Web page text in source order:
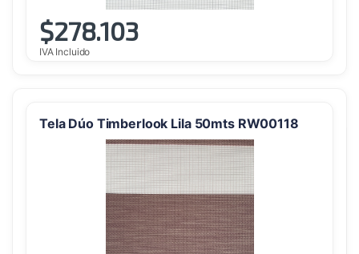
$278.103
IVA Incluido
Tela Dúo Timberlook Lila 50mts RW00118